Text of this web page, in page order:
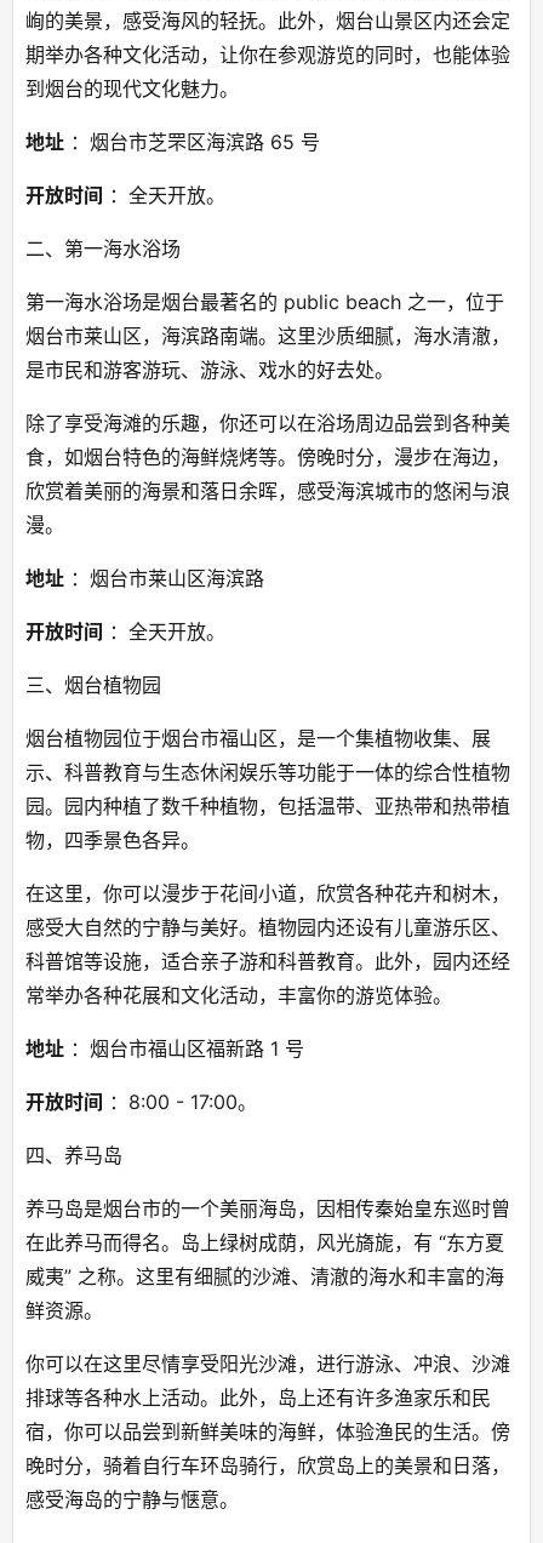
峋的美景，感受海风的轻抚。此外，烟台山景区内还会定
期举办各种文化活动，让你在参观游览的同时，也能体验
到烟台的现代文化魅力。
地址 ：烟台市芝罘区海滨路 65 号
开放时间 ：全天开放。
二、第一海水浴场
第一海水浴场是烟台最著名的 public beach 之一，位于
烟台市莱山区，海滨路南端。这里沙质细腻，海水清澈，
是市民和游客游玩、游泳、戏水的好去处。
除了享受海滩的乐趣，你还可以在浴场周边品尝到各种美
食，如烟台特色的海鲜烧烤等。傍晚时分，漫步在海边，
欣赏着美丽的海景和落日余晖，感受海滨城市的悠闲与浪
漫。
地址 ：烟台市莱山区海滨路
开放时间 ：全天开放。
三、烟台植物园
烟台植物园位于烟台市福山区，是一个集植物收集、展
示、科普教育与生态休闲娱乐等功能于一体的综合性植物
园。园内种植了数千种植物，包括温带、亚热带和热带植
物，四季景色各异。
在这里，你可以漫步于花间小道，欣赏各种花卉和树木，
感受大自然的宁静与美好。植物园内还设有儿童游乐区、
科普馆等设施，适合亲子游和科普教育。此外，园内还经
常举办各种花展和文化活动，丰富你的游览体验。
地址 ：烟台市福山区福新路 1 号
开放时间 ：8:00 - 17:00。
四、养马岛
养马岛是烟台市的一个美丽海岛，因相传秦始皇东巡时曾
在此养马而得名。岛上绿树成荫，风光旖旎，有 “东方夏
威夷” 之称。这里有细腻的沙滩、清澈的海水和丰富的海
鲜资源。
你可以在这里尽情享受阳光沙滩，进行游泳、冲浪、沙滩
排球等各种水上活动。此外，岛上还有许多渔家乐和民
宿，你可以品尝到新鲜美味的海鲜，体验渔民的生活。傍
晚时分，骑着自行车环岛骑行，欣赏岛上的美景和日落，
感受海岛的宁静与惬意。